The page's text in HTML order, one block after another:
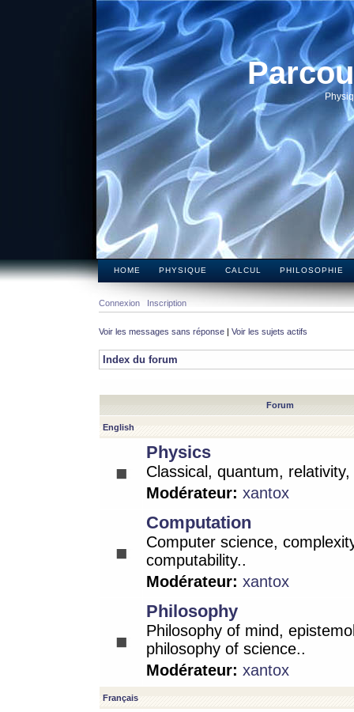
HOME PHYSIQUE CALCUL PHILOSOPHIE
Connexion Inscription
Voir les messages sans réponse | Voir les sujets actifs
Index du forum
Forum
English
Physics
Classical, quantum,
Modérateur: xantox
Computation
Computer science,
computability..
Modérateur: xantox
Philosophy
Philosophy of mind,
philosophy of science..
Modérateur: xantox
Français